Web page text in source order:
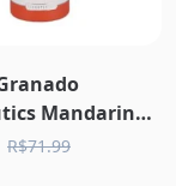
Mandarina
230ml
R$71.99